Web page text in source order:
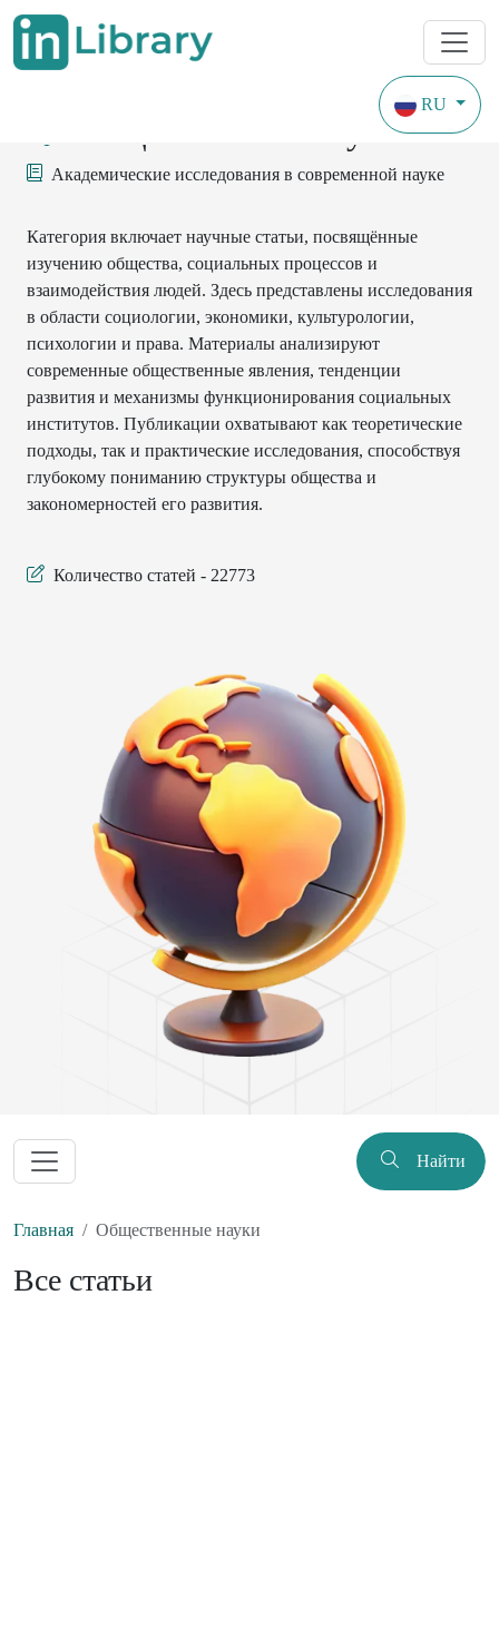
RU
Общественные науки
Академические исследования в современной науке
Категория включает научные статьи, посвящённые
изучению общества, социальных процессов и
взаимодействия людей. Здесь представлены исследования
в области социологии, экономики, культурологии,
психологии и права. Материалы анализируют
современные общественные явления, тенденции
развития и механизмы функционирования социальных
институтов. Публикации охватывают как теоретические
подходы, так и практические исследования, способствуя
глубокому пониманию структуры общества и
закономерностей его развития.
Количество статей - 22773
Найти
Главная Общественные науки
Все статьи